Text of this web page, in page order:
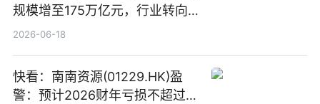
规模增至175万亿元，行业转向
“量质并重”
2026-06-18
快看：南南资源(01229.HK)盈
警：预计2026财年亏损不超过